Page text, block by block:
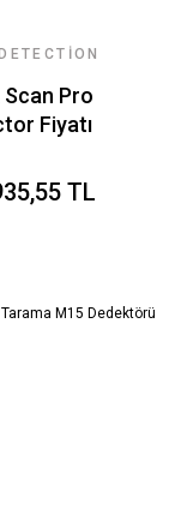
Scan Pro
Fiyatı
TL